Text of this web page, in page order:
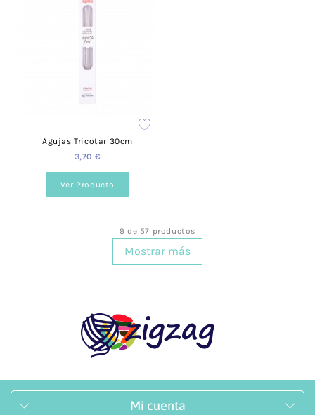
Agujas Tricotar 30cm
3,70 €
Ver Producto
9 de 57 productos
Mostrar más
Mi cuenta